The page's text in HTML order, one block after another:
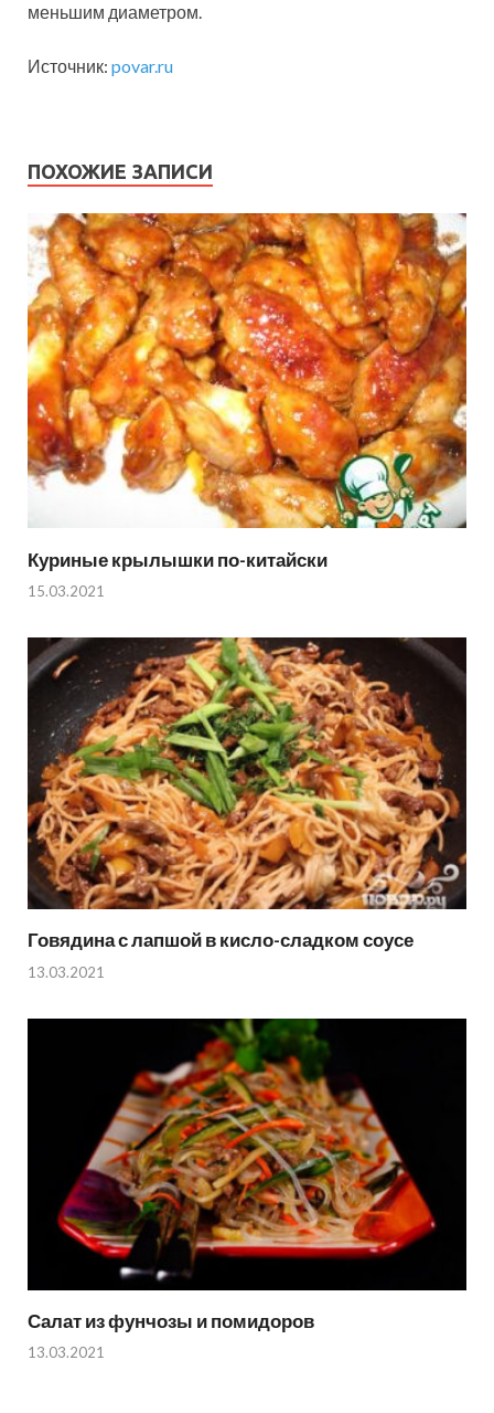
меньшим диаметром.
Источник: povar.ru
ПОХОЖИЕ ЗАПИСИ
Куриные крылышки по-китайски
15.03.2021
Говядина с лапшой в кисло-сладком соусе
13.03.2021
Салат из фунчозы и помидоров
13.03.2021